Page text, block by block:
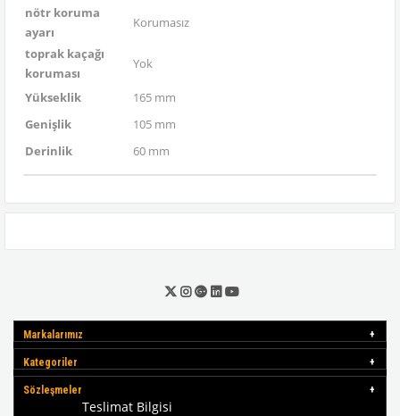
nötr koruma
ayarı
Korumasız
toprak kaçağı
koruması
Yok
Yükseklik
165 mm
Genişlik
105 mm
Derinlik
60 mm
Markalarımız
Kategoriler
Sözleşmeler
Teslimat Bilgisi